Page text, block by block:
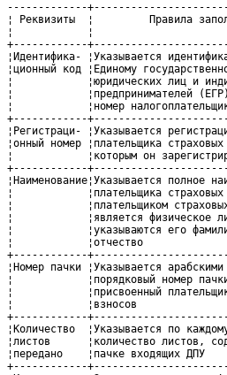
-------------
¦ Реквизиты  ¦         Правила
¦            ¦
+------------
¦Идентифика- ¦Указывается
¦ционный код ¦Единому
¦            ¦юридических лиц и
¦            ¦предпринимателей
¦            ¦номер
+------------
¦Регистраци- ¦Указывается
¦онный номер ¦плательщика
¦            ¦которым он
+------------
¦Наименование¦Указывается
¦            ¦плательщика
¦            ¦плательщиком
¦            ¦является
¦            ¦указываются его
¦            ¦отчество
+------------
¦Номер пачки ¦Указывается
¦            ¦порядковый номер
¦            ¦присвоенный
¦            ¦взносов
+------------
¦Количество  ¦Указывается по
¦листов      ¦количество листов,
¦передано    ¦пачке
+------------